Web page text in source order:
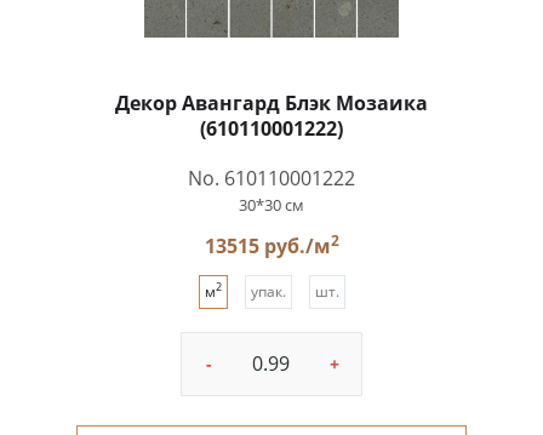
Декор Авангард Блэк Мозаика
(610110001222)
No. 610110001222
30*30 см
13515 руб./м2
м2 упак. шт.
- +